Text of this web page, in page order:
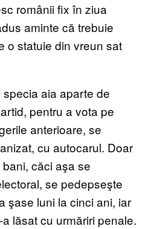
românii fix în ziua
aminte că trebuie
o statuie din vreun sat
aia aparte de
pentru a vota pe
anterioare, se
cu autocarul. Doar
căci aşa se
se pedepseşte
şase luni la cinci ani, iar
lăsat cu urmăriri penale.